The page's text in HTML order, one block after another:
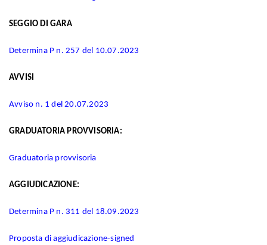
SEGGIO DI GARA
Determina P n. 257 del 10.07.2023
AVVISI
Avviso n. 1 del 20.07.2023
GRADUATORIA PROVVISORIA:
Graduatoria provvisoria
AGGIUDICAZIONE:
Determina P n. 311 del 18.09.2023
Proposta di aggiudicazione-signed